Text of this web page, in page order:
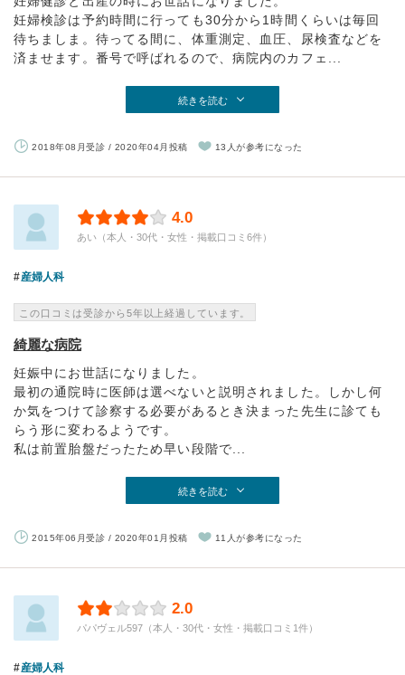
妊婦検診は予約時間に行っても30分から1時間くらいは毎回
待ちましま。待ってる間に、体重測定、血圧、尿検査などを
済ませます。番号で呼ばれるので、病院内のカフェ...
続きを読む
2018年08月受診 / 2020年04月投稿 13人が参考になった
4.0
あい（本人・30代・女性・掲載口コミ6件）
産婦人科
この口コミは受診から5年以上経過しています。
綺麗な病院
妊娠中にお世話になりました。
最初の通院時に医師は選べないと説明されました。しかし何
か気をつけて診察する必要があるとき決まった先生に診ても
らう形に変わるようです。
私は前置胎盤だったため早い段階で...
続きを読む
2015年06月受診 / 2020年01月投稿 11人が参考になった
2.0
パパヴェル597（本人・30代・女性・掲載口コミ1件）
産婦人科